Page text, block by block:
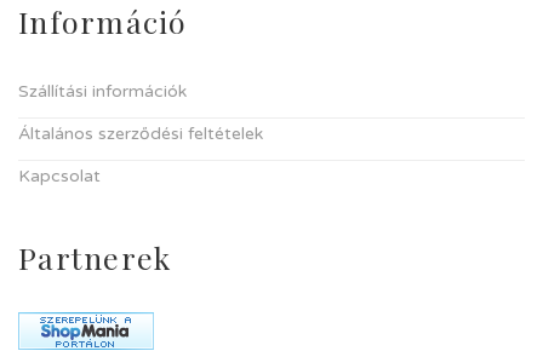
Információ
Szállítási információk
Általános szerződési feltételek
Kapcsolat
Partnerek